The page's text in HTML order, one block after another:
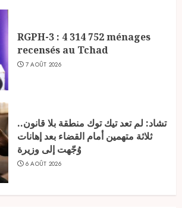
RGPH-3 : 4 314 752 ménages
recensés au Tchad
7 AOÛT 2026
تشاد: لم تعد تيك توك منطقة بلا قانون..
ثلاثة متهمين أمام القضاء بعد إهانات
وُجّهت إلى وزيرة
6 AOÛT 2026